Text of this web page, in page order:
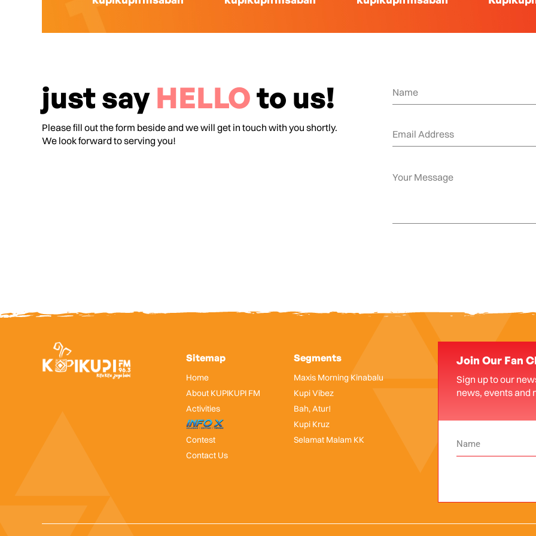
just say HELLOto us!
Please fill out the form beside and we will get in touch with you shortly.
We look forward to serving you!
Sitemap
Home
About KUPIKUPI FM
Activities
InfoX
Contest
Contact Us
Segments
Maxis Morning Kinabalu
Kupi Vibez
Bah, Atur!
Kupi Kruz
Selamat Malam KK
Join Our Fan
Sign up to our
news, events and